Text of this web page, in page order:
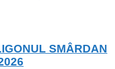
SMÂRDAN